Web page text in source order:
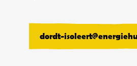
dordt-